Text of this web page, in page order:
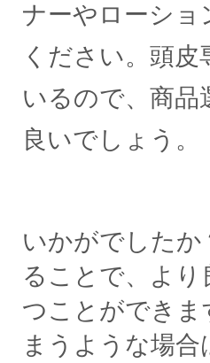
ナーやローショ
ください。頭
いるので、商
良いでしょう。
いかがでしたか
ることで、よ
つことができ
まうような場